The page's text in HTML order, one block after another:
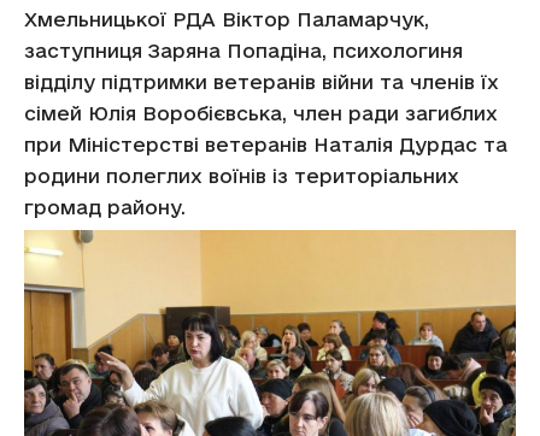
Хмельницької РДА Віктор Паламарчук,
заступниця Заряна Попадіна, психологиня
відділу підтримки ветеранів війни та членів їх
сімей Юлія Воробієвська, член ради загиблих
при Міністерстві ветеранів Наталія Дурдас та
родини полеглих воїнів із територіальних
громад району.